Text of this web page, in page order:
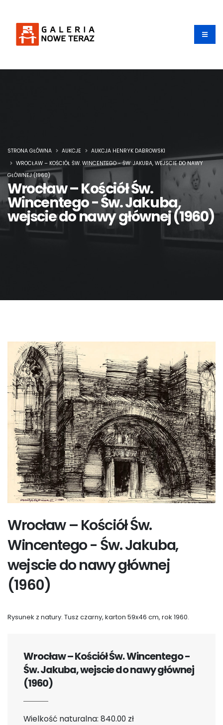
Wrocław – Kościół Św.
Wincentego - Św. Jakuba,
wejscie do nawy głównej (1960)
STRONA GŁÓWNA AUKCJE
AUKCJA HENRYK DABROWSKI
WROCŁAW – KOŚCIÓŁ ŚW. WINCENTEGO - ŚW. JAKUBA, WEJSCIE DO NAWY
GŁÓWNEJ (1960)
Wrocław – Kościół Św.
Wincentego - Św. Jakuba,
wejscie do nawy głównej
(1960)
Rysunek z natury. Tusz czarny, karton 59x46 cm, rok 1960.
Wrocław – Kościół Św. Wincentego -
Św. Jakuba, wejscie do nawy głównej
(1960)
Wielkość naturalna: 840.00 zł